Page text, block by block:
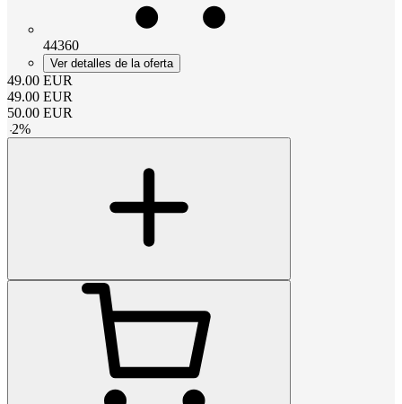
44360
Ver detalles de la oferta
49.00 EUR
49.00 EUR
50.00 EUR
-2%